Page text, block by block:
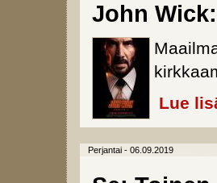
John
Lue
Perjantai - 06.09.2019